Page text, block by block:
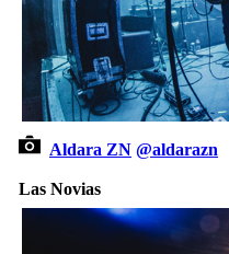
Aldara ZN @aldarazn
Las Novias